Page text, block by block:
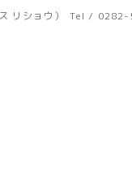
リショウ） Tel /